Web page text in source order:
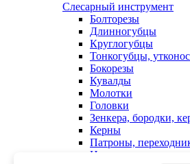
Слесарный инструмент
Болторезы
Длинногубцы
Круглогубцы
Тонкогубцы,
Бокорезы
Кувалды
Молотки
Головки
Зенкера, бородки,
Керны
Патроны,
Ножницы электрика